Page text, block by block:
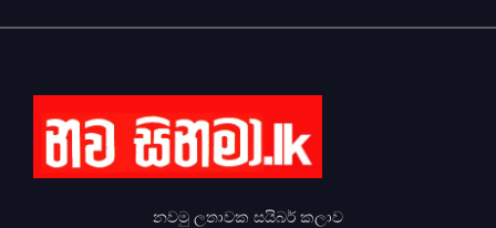
නවමු ලතාවක සයිබර් කලාව